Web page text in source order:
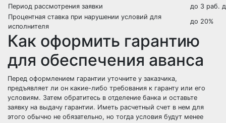
Период рассмотрения заявки
до 3 раб.
Процентная ставка при нарушении условий для
исполнителя
до 20%
Как оформить гарантию
для обеспечения аванса
Перед оформлением гарантии уточните у заказчика,
предъявляет ли он какие-либо требования к гаранту или его
условиям. Затем обратитесь в отделение банка и оставьте
заявку на выдачу гарантии. Иметь расчетный счет в нем для
этого обычно не обязательно, но тогда условия будут менее